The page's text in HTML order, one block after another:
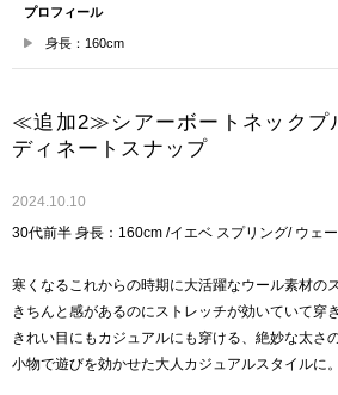
プロフィール
身長：160cm
≪追加2≫シアーボートネックプ
ディネートスナップ
2024.10.10
30代前半 身長：160cm /イエベ スプリング/ ウェ
寒くなるこれからの時期に大活躍なウール素材の
きちんと感があるのにストレッチが効いていて穿
きれい目にもカジュアルにも穿ける、絶妙な太さ
小物で遊びを効かせた大人カジュアルスタイルに。